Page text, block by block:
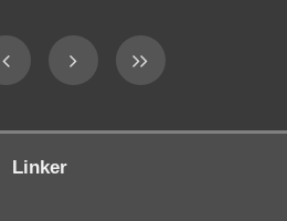
Linker